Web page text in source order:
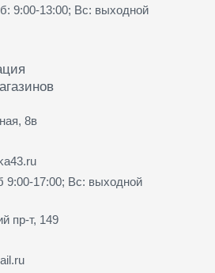
9:00-13:00; Вс: выходной
8в
9:00-17:00; Вс: выходной
пр-т, 149